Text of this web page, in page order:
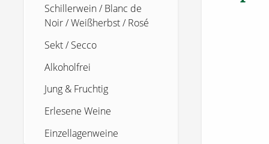
Schillerwein / Blanc de
Noir / Weißherbst / Rosé
Sekt / Secco
Alkoholfrei
Jung & Fruchtig
Erlesene Weine
Einzellagenweine